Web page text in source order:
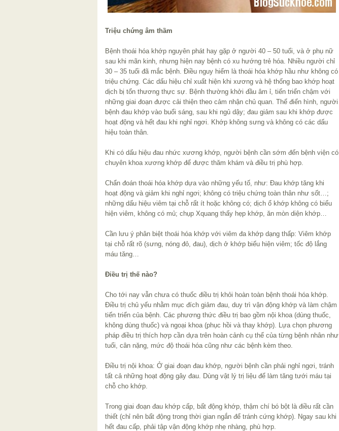
Triệu chứng âm thầm
Bệnh thoái hóa khớp nguyên phát hay gặp ở người 40 – 50 tuổi, và ở phụ nữ
sau khi mãn kinh, nhưng hiện nay bệnh có xu hướng trẻ hóa. Nhiều người chỉ
30 – 35 tuổi đã mắc bệnh. Điều nguy hiểm là thoái hóa khớp hầu như không có
triệu chứng. Các dấu hiệu chỉ xuất hiện khi xương và hệ thống bao khớp hoạt
dịch bị tổn thương thực sự. Bệnh thường khởi đầu âm ỉ, tiến triển chậm với
những giai đoạn được cải thiện theo cảm nhận chủ quan. Thể điển hình, người
bệnh đau khớp vào buổi sáng, sau khi ngủ dậy; đau giảm sau khi khớp được
hoạt động và hết đau khi nghỉ ngơi. Khớp không sưng và không có các dấu
hiệu toàn thân.
Khi có dấu hiệu đau nhức xương khớp, người bệnh cần sớm đến bệnh viện có
chuyên khoa xương khớp để được thăm khám và điều trị phù hợp.
Chẩn đoán thoái hóa khớp dựa vào những yếu tố, như: Đau khớp tăng khi
hoạt động và giảm khi nghỉ ngơi; không có triệu chứng toàn thân như sốt…;
những dấu hiệu viêm tại chỗ rất ít hoặc không có; dịch ổ khớp không có biểu
hiện viêm, không có mủ; chụp Xquang thấy hẹp khớp, ăn mòn diện khớp…
Cần lưu ý phân biệt thoái hóa khớp với viêm đa khớp dạng thấp: Viêm khớp
tại chỗ rất rõ (sưng, nóng đỏ, đau), dịch ở khớp biểu hiện viêm; tốc độ lắng
máu tăng…
Điều trị thế nào?
Cho tới nay vẫn chưa có thuốc điều trị khỏi hoàn toàn bệnh thoái hóa khớp.
Điều trị chủ yếu nhằm mục đích giảm đau, duy trì vận động khớp và làm chậm
tiến triển của bệnh. Các phương thức điều trị bao gồm nội khoa (dùng thuốc,
không dùng thuốc) và ngoại khoa (phục hồi và thay khớp). Lựa chọn phương
pháp điều trị thích hợp cần dựa trên hoàn cảnh cụ thể của từng bệnh nhân như
tuổi, cân nặng, mức độ thoái hóa cũng như các bệnh kèm theo.
Điều trị nội khoa: Ở giai đoạn đau khớp, người bệnh cần phải nghỉ ngơi, tránh
tất cả những hoạt động gây đau. Dùng vật lý trị liệu để làm tăng tưới máu tại
chỗ cho khớp.
Trong giai đoạn đau khớp cấp, bất động khớp, thậm chí bó bột là điều rất cần
thiết (chỉ nên bất động trong thời gian ngắn để tránh cứng khớp). Ngay sau khi
hết đau cấp, phải tập vận động khớp nhẹ nhàng, phù hợp.